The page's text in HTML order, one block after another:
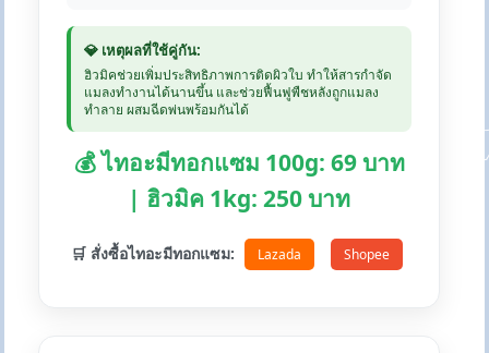
💎 เหตุผลที่ใช้คู่กัน:
ฮิวมิคช่วยเพิ่มประสิทธิภาพการติดผิวใบ ทำให้สารกำจัด
แมลงทำงานได้นานขึ้น และช่วยฟื้นฟูพืชหลังถูกแมลง
ทำลาย ผสมฉีดพ่นพร้อมกันได้
💰 ไทอะมีทอกแซม 100g: 69 บาท
| ฮิวมิค 1kg: 250 บาท
🛒 สั่งซื้อไทอะมีทอกแซม: Lazada Shopee